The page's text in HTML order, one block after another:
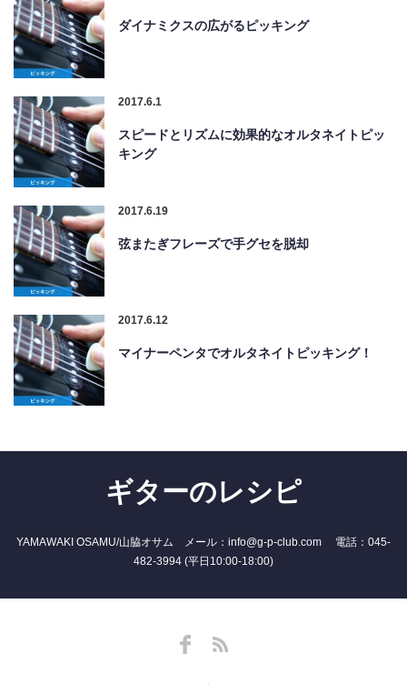
ダイナミクスの広がるピッキング
2017.6.1
スピードとリズムに効果的なオルタネイトピッ
キング
2017.6.19
弦またぎフレーズで手グセを脱却
2017.6.12
マイナーペンタでオルタネイトピッキング！
ギターのレシピ
YAMAWAKI OSAMU/山脇オサム メール：info@g-p-club.com 電話：045-
482-3994 (平日10:00-18:00)